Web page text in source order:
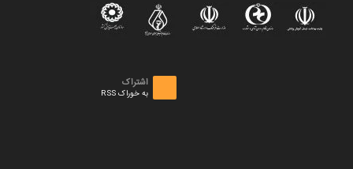
اشتراک
به خوراک RSS